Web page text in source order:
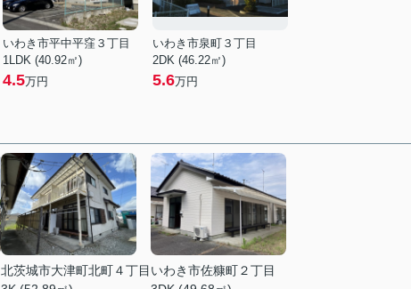
いわき市平中平窪３丁目
1LDK (40.92㎡)
4.5万円
いわき市泉町３丁目
2DK (46.22㎡)
5.6万円
北茨城市大津町北町４丁目 いわき市佐糠町２丁目